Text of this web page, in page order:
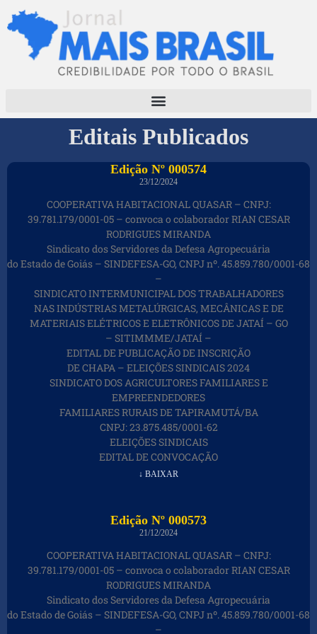
Editais Publicados
Edição Nº 000574
23/12/2024
COOPERATIVA HABITACIONAL QUASAR – CNPJ:
39.781.179/0001-05 – convoca o colaborador RIAN CESAR
RODRIGUES MIRANDA
Sindicato dos Servidores da Defesa Agropecuária
do Estado de Goiás – SINDEFESA-GO, CNPJ nº. 45.859.780/0001-68
–
SINDICATO INTERMUNICIPAL DOS TRABALHADORES
NAS INDÚSTRIAS METALÚRGICAS, MECÂNICAS E DE
MATERIAIS ELÉTRICOS E ELETRÔNICOS DE JATAÍ – GO
– SITIMMME/JATAÍ –
EDITAL DE PUBLICAÇÃO DE INSCRIÇÃO
DE CHAPA – ELEIÇÕES SINDICAIS 2024
SINDICATO DOS AGRICULTORES FAMILIARES E
EMPREENDEDORES
FAMILIARES RURAIS DE TAPIRAMUTÁ/BA
CNPJ: 23.875.485/0001-62
ELEIÇÕES SINDICAIS
EDITAL DE CONVOCAÇÃO
↓ BAIXAR
Edição Nº 000573
21/12/2024
COOPERATIVA HABITACIONAL QUASAR – CNPJ:
39.781.179/0001-05 – convoca o colaborador RIAN CESAR
RODRIGUES MIRANDA
Sindicato dos Servidores da Defesa Agropecuária
do Estado de Goiás – SINDEFESA-GO, CNPJ nº. 45.859.780/0001-68
–